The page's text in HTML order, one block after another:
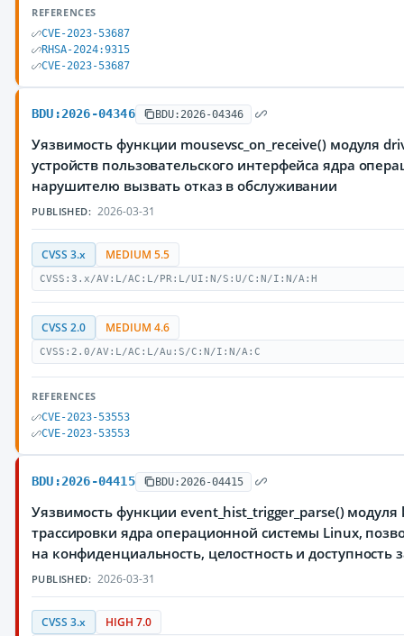
REFERENCES
CVE-2023-53687
RHSA-2024:9315
CVE-2023-53687
BDU:2026-04346 BDU:2026-04346
Уязвимость функции mousevsc_on_receive() модуля
устройств пользовательского интерфейса ядра
нарушителю вызвать отказ в обслуживании
PUBLISHED: 2026-03-31
CVSS 3.x MEDIUM 5.5
CVSS:3.x/AV:L/AC:L/PR:L/UI:N/S:U/C:N/I:N/A:H
CVSS 2.0 MEDIUM 4.6
CVSS:2.0/AV:L/AC:L/Au:S/C:N/I:N/A:C
REFERENCES
CVE-2023-53553
CVE-2023-53553
BDU:2026-04415 BDU:2026-04415
Уязвимость функции event_hist_trigger_parse()
трассировки ядра операционной системы Linux,
на конфиденциальность, целостность и
PUBLISHED: 2026-03-31
CVSS 3.x HIGH 7.0